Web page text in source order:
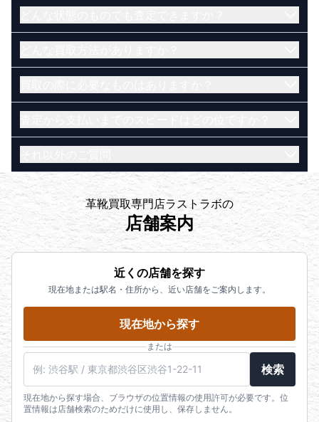
電話で直接相談したい方はこちら（受付時間
10:00~20:00）
メールで査定を依頼したい方はこちら
LINEで査定を依頼したい方はこちら
ざいます。まずは当店にお問い合わせくださいま
鑑定士に電話で直接相談したい方はこちら（受付
時間 10:00~20:00）
メールで査定を依頼したい方はこちら
LINEで査定を依頼したい方はこちら
【店頭買取】
します。金額にご納得いただけたらその場で現金に
【宅配買取】
お品物をダンボールに詰めて送るだけの人気サービ
スです。忙しくてお店に行く時間のない方や遠方の
方にもお勧めです。
【出張買取】
す。量が多く店舗まで遠い方などにお勧めのサービ
スです。
店頭買取はこちら
宅配買取はこちら
出張買取はこちら
鑑定士に電話で直接相談したい方はこちら（受付
時間 10:00~20:00）
メールで査定を依頼したい方はこちら
で、下記の1～8のうち、いずれか一つをお持ちくだ
運転免許証
運転経歴証明書
パスポート
住民基本台帳カード
健康保険証※
特別永住者証明書
個人番号カード
※200万円を超えるお取引の際は健康保険証に加え、
発行日から3ヶ月以内の公共料金領収書（請求書）又
は住民票が必要となります。
※身分証の住所に相違がある場合は以下の物が必要に
なります。本人確認の身分証の住所が異なる場合
は、本人様名義の現在お住まいである住所を確認で
きる物が必要になります。発行日から3ヶ月以内の公
いたします。宅配買取であれば買取成立後、即日ま
たは翌日営業日には送金いたします。
※1. 金融機関の営業日によって送金日が前後する可能
性がございます。
※2. 100万円を超えるお支払いに際しては、お支払い
価なお品物をお持ち込みの場合は、事前にお声がけ
いただけますと幸いです。
恐れ入りますが、下記よりお問い合わせ下さいま
せ。
よくある質問一覧はこちら
電話でのご相談はこちら（受付時間
10:00~20:00）
LINEでのご相談はこちら
革靴買取専門店ラストラボの
店舗案内
近くの店舗を探す
現在地または駅名・住所から、近い店舗をご案内します。
現在地から探す
または
検索
現在地から探す場合、ブラウザの位置情報の使用許可が必要です。位
置情報は店舗検索のためだけに使用し、保存しません。